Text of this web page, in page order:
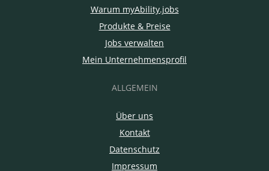
Warum myAbility.jobs
Produkte & Preise
Jobs verwalten
Mein Unternehmensprofil
ALLGEMEIN
Über uns
Kontakt
Datenschutz
Impressum